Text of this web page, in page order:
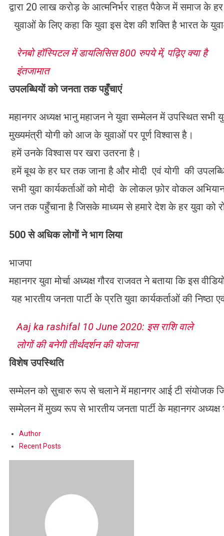
द्वारा 20 लाख करोड़ के आत्मनिर्भर राहत पैकेज में समाज के
युवाओं के लिए कहा कि युवा इस देश की शक्ति है भारत के
रेनबो हॉस्पिटल में डायलिसिस 800 रुपये में, पढ़िए क्या है
इंतजामात
उपलब्धियोंकोजनतातकपहुँचाएं
महानगर अध्यक्ष भानु महाजन ने युवा सम्मेलन में उपस्थित सभी
मुख्यमंत्री योगी को आज के युवाओं पर पूर्ण विश्वास है।
हमें उनके विश्वास पर खरा उतरना है।
हमें बूथ के हर घर तक जाना है और मोदी एवं योगी की
सभी युवा कार्यकर्ताओं को मोदी के लोकल फ़ोर वोकल
जन तक पहुँचाना है जिसके माध्यम से हमारे देश के हर युवा को
500 से अधिक लोगों ने भाग लिया
भाजपा
महानगर युवा मोर्चा अध्यक्ष गौरव राजवत ने बताया कि इस
यह भारतीय जनता पार्टी के प्रति युवा कार्यकर्ताओं की
Aaj ka rashifal 10 June 2020: इस राशि वाले
लोगों की बनेगी तीर्थदर्शन की योजना
विशेष उपस्थिति
सम्मेलन को सुचारु रूप से चलाने में महानगर आई टी संयोजक
सम्मेलन में मुख्य रूप से भारतीय जनता पार्टी के महानगर अध्यक्ष
Author
Recent Posts